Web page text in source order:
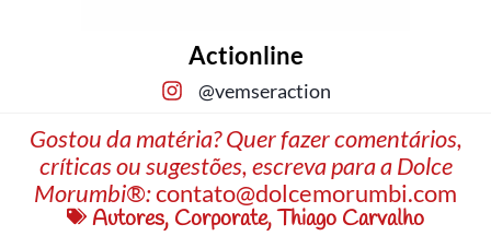
Actionline
@vemseraction
Gostou da matéria? Quer fazer comentários,
críticas ou sugestões, escreva para a Dolce
Morumbi®:contato@dolcemorumbi.com
Autores, Corporate,Thiago Carvalho